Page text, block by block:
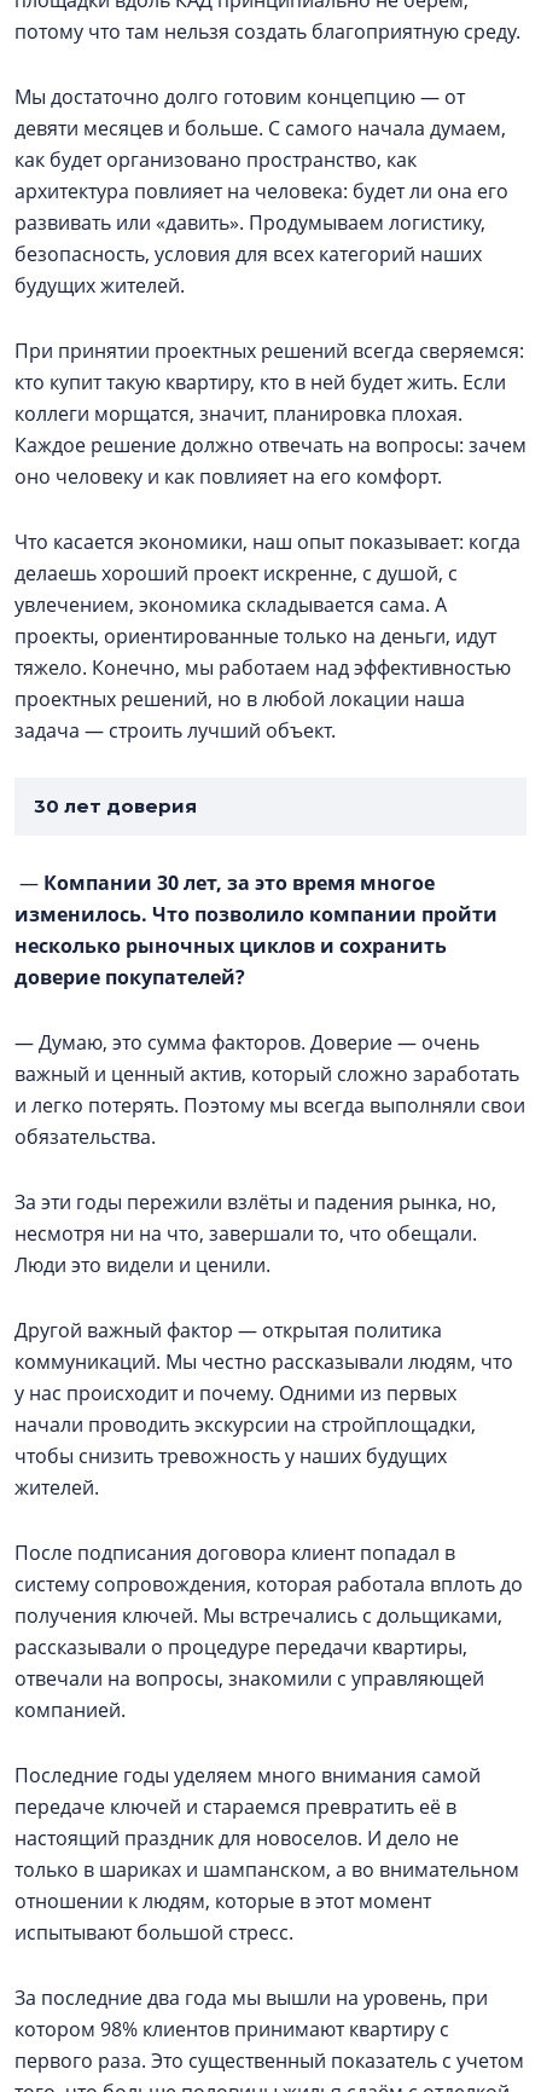
потому что там нельзя создать благоприятную среду.
Мы достаточно долго готовим концепцию — от
девяти месяцев и больше. С самого начала думаем,
как будет организовано пространство, как
архитектура повлияет на человека: будет ли она его
развивать или «давить». Продумываем логистику,
безопасность, условия для всех категорий наших
будущих жителей.
При принятии проектных решений всегда сверяемся:
кто купит такую квартиру, кто в ней будет жить. Если
коллеги морщатся, значит, планировка плохая.
Каждое решение должно отвечать на вопросы: зачем
оно человеку и как повлияет на его комфорт.
Что касается экономики, наш опыт показывает: когда
делаешь хороший проект искренне, с душой, с
увлечением, экономика складывается сама. А
проекты, ориентированные только на деньги, идут
тяжело. Конечно, мы работаем над эффективностью
проектных решений, но в любой локации наша
задача — строить лучший объект.
30 лет доверия
— Компании 30 лет, за это время многое
изменилось. Что позволило компании пройти
несколько рыночных циклов и сохранить
доверие покупателей?
— Думаю, это сумма факторов. Доверие — очень
важный и ценный актив, который сложно заработать
и легко потерять. Поэтому мы всегда выполняли свои
обязательства.
За эти годы пережили взлёты и падения рынка, но,
несмотря ни на что, завершали то, что обещали.
Люди это видели и ценили.
Другой важный фактор — открытая политика
коммуникаций. Мы честно рассказывали людям, что
у нас происходит и почему. Одними из первых
начали проводить экскурсии на стройплощадки,
чтобы снизить тревожность у наших будущих
жителей.
После подписания договора клиент попадал в
систему сопровождения, которая работала вплоть до
получения ключей. Мы встречались с дольщиками,
рассказывали о процедуре передачи квартиры,
отвечали на вопросы, знакомили с управляющей
компанией.
Последние годы уделяем много внимания самой
передаче ключей и стараемся превратить её в
настоящий праздник для новоселов. И дело не
только в шариках и шампанском, а во внимательном
отношении к людям, которые в этот момент
испытывают большой стресс.
За последние два года мы вышли на уровень, при
котором 98% клиентов принимают квартиру с
первого раза. Это существенный показатель с учетом